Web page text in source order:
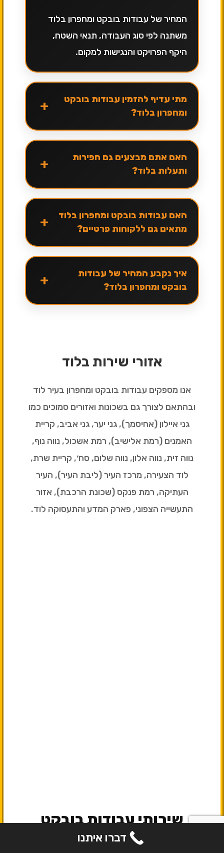
המחיר של עבודות בובקט ומחפרון בלוד
משתנה לפי סוג העבודה, תנאי השטח,
היקף הפרויקט והנגישות למקום.
מתי עדיף להזמין עבודות בובקט
ומחפרון בלוד?
+
האם אתם מבצעים גם חפירות
ותעלות בלוד?
+
האם עבודות בובקט ומחפרון בלוד
מתאים גם ללקוחות פרטיים?
+
איך נקבע המחיר של עבודות
בובקט ומחפרון בלוד?
+
אזורי שירות בלוד
אנו מספקים עבודות בובקט ומחפרון בעיר לוד
ובהתאם לצורך גם בשכונות ואזורים סמוכים כמו
גני איילון (אחיסמך), גני יער, גני אביב, קריית
האמנים (רמת אלישיב), רמת אשכול, נווה נוף,
נווה זית, נווה אלון, נווה שלום, סח׳, קריית שרת,
לוד הצעירה, מרכז העיר (ליבת העיר), העיר
העתיקה, רמת פנקס (שכונת הרכבת), אזור
התעשייה הצפוני, פארק המדע והתעסוקה לוד.
שירותי עבודות בובקט
ומחפרון בערים סמוכות
דברו איתנו